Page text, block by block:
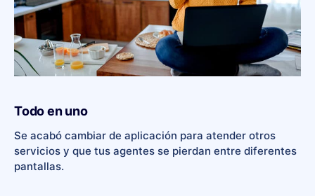
Todo en uno
Se acabó cambiar de aplicación para atender otros
servicios y que tus agentes se pierdan entre diferentes
pantallas.